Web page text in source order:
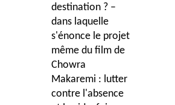
destination ? –
dans laquelle
s'énonce le projet
même du film de
Chowra
Makaremi : lutter
contre l'absence